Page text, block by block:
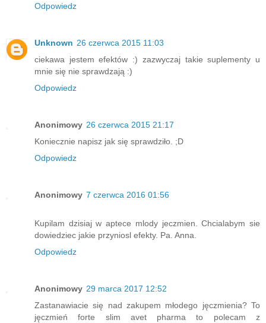
Odpowiedz
Unknown 26 czerwca 2015 11:03
ciekawa jestem efektów :) zazwyczaj takie suplementy u
mnie się nie sprawdzają :)
Odpowiedz
Anonimowy 26 czerwca 2015 21:17
Koniecznie napisz jak się sprawdziło. ;D
Odpowiedz
Anonimowy 7 czerwca 2016 01:56
Kupilam dzisiaj w aptece mlody jeczmien. Chcialabym sie
dowiedziec jakie przyniosl efekty. Pa. Anna.
Odpowiedz
Anonimowy 29 marca 2017 12:52
Zastanawiacie się nad zakupem młodego jęczmienia? To
jęczmień forte slim avet pharma to polecam z